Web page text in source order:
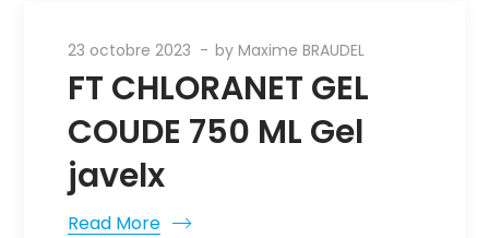
23 octobre 2023 byMaxime BRAUDEL
FT CHLORANET GEL
COUDE 750 ML Gel
javelx
Read More